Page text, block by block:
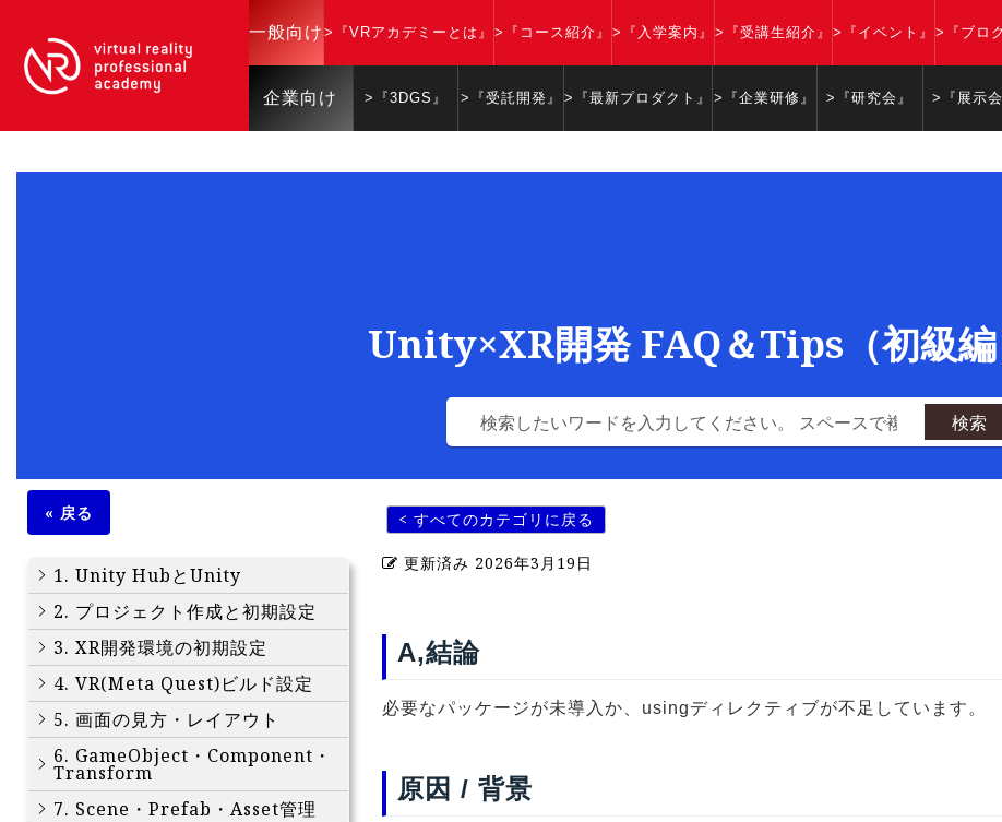
一般向け >『VRアカデミーとは』 >『コース紹介』 >『入学案内』 >『受講生紹介』 >『イベント』 >『ブログ
企業向け >『3DGS』 >『受託開発』 >『最新プロダクト』 >『企業研修』 >『研究会』 >『展示会
Unity×XR開発 FAQ＆Tips（初級
検索
« 戻る
1. Unity HubとUnity
2. プロジェクト作成と初期設定
3. XR開発環境の初期設定
4. VR(Meta Quest)ビルド設定
5. 画面の見方・レイアウト
6. GameObject・Component・
Transform
7. Scene・Prefab・Asset管理
< すべてのカテゴリに戻る
更新済み 2026年3月19日
A,結論
必要なパッケージが未導入か、usingディレクティブが不足しています。
原因 / 背景